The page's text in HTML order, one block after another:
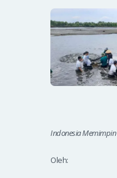
PIDATO
Indonesia
Oleh: